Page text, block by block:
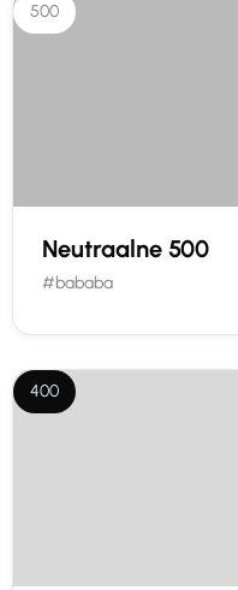
500
Neutraalne 500
#bababa
400